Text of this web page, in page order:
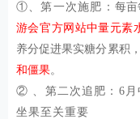
①、第一次施肥： 每
游会官方网站中量元
养分促进果实糖分累积
和僵果。
② 、第二次追肥：6月
坐果至关重要